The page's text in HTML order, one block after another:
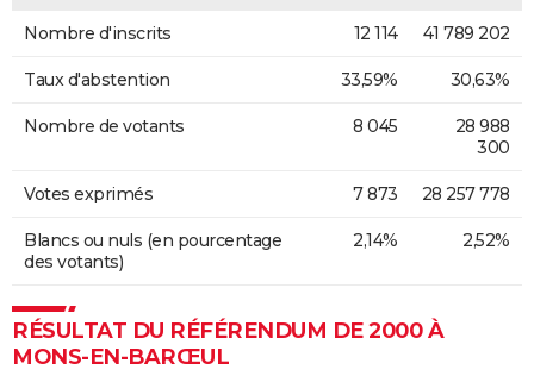
Nombre d'inscrits 12 114 41 789 202
Taux d'abstention 33,59% 30,63%
Nombre de votants 8 045
28 988
300
Votes exprimés 7 873 28 257 778
Blancs ou nuls (en pourcentage
des votants)
2,14% 2,52%
RÉSULTAT DU RÉFÉRENDUM DE 2000 À
MONS-EN-BARŒUL